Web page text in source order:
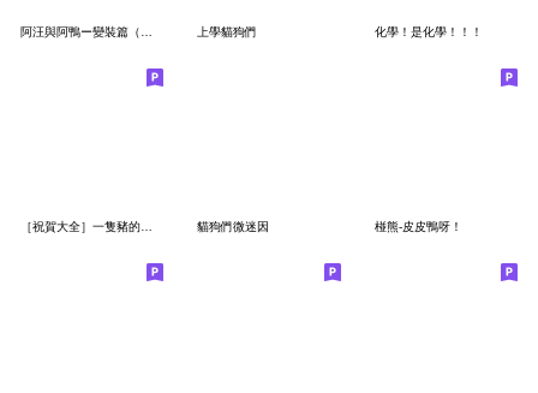
阿汪與阿鴨ー變裝篇（蠟筆） 上學貓狗們 化學！是化學！！！
貓狗們微迷因 椪熊-皮皮鴨呀！